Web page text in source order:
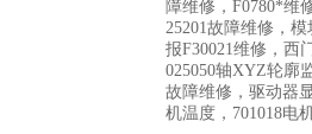
障维修，F0780*维
25201故障维修，
报F30021维修，西
025050轴XYZ轮廓
故障维修，驱动器
机温度，701018电